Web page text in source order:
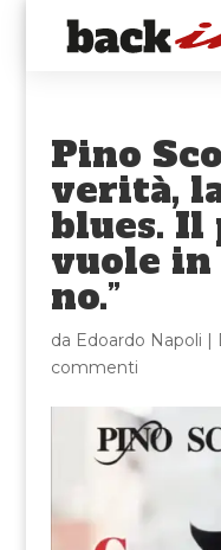
Pino
verità,
blues. Il
vuole in
no.”
da Edoardo Napoli |
commenti